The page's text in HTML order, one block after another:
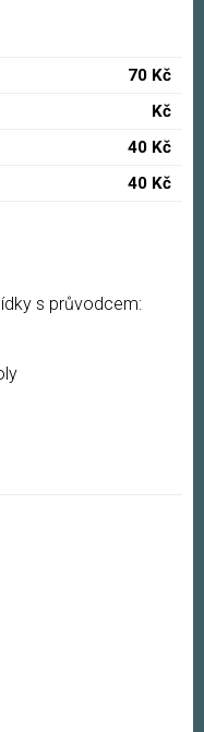
70 Kč
Kč
40 Kč
40 Kč
s průvodcem: